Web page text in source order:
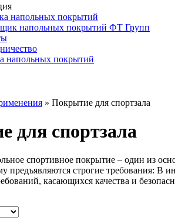
напольных покрытий
напольных покрытий ФТ Групп
напольных покрытий
» Покрытие для спортзала
для спортзала
спортивное покрытие – один из
предъявляются строгие требования: В
касающихся качества и